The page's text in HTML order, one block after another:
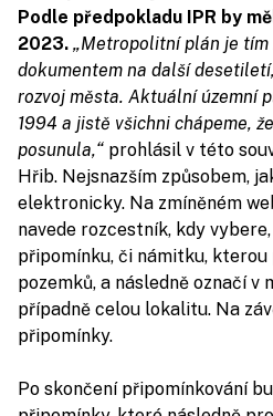
Podle předpokladu IPR by
2023. „Metropolitní plán je tím
dokumentem na další
rozvoj města. Aktuální územní
1994 a jistě všichni chápeme,
posunula,“ prohlásil v této
Hřib. Nejsnazším způsobem,
elektronicky. Na zmíněném
navede rozcestník, kdy
připomínku, či námitku,
pozemků, a následně označí
případně celou lokalitu. Na
připomínky.
Po skončení připomínkování